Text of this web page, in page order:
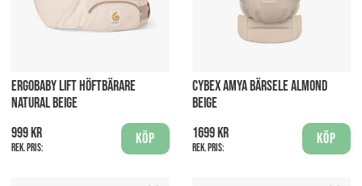
ERGOBABY LIFT HÖFTBÄRARE
NATURAL BEIGE
999 kr
Rek. pris:
Köp
CYBEX AMYA BÄRSELE ALMOND
BEIGE
1699 kr
Rek. pris:
Köp